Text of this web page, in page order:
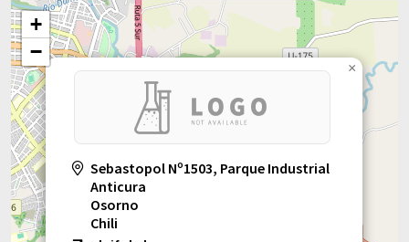
Sebastopol Nº1503, Parque Industrial
Anticura
Osorno
Chili
×
+
−